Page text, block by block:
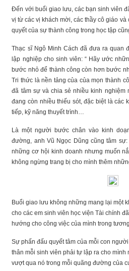
Đến với buổi giao lưu, các bạn sinh viên
vị từ các vị khách mời, các thầy cô giáo
quyết của sự thành công trong học tập
Thạc sĩ Ngô Minh Cách đã đưa ra quan
lập nghiệp cho sinh viên: “ Hãy ước
bước nhỏ để thành công còn hơn bước
Tri thức là nền tảng của của mọn thành
đã tâm sự và chia sẻ nhiều kinh nghiệm
đang còn nhiều thiếu sót, đặc biệt là các
tiếp, kỹ năng thuyết trình…
Là một người bước chân vào kinh
đường, anh Vũ Ngọc Dũng cũng tâm sự:
những cơ hội kinh doanh nhưng muốn
không ngừng trang bị cho mình thêm
Buổi giao lưu không những mang lại một
cho các em sinh viên học viện Tài chính
hướng cho công việc của mình trong
Sự phấn đấu quyết tâm của mỗi con
thân mỗi sinh viên phải tự lập ra cho
vượt qua nó trong mỗi quãng đường của